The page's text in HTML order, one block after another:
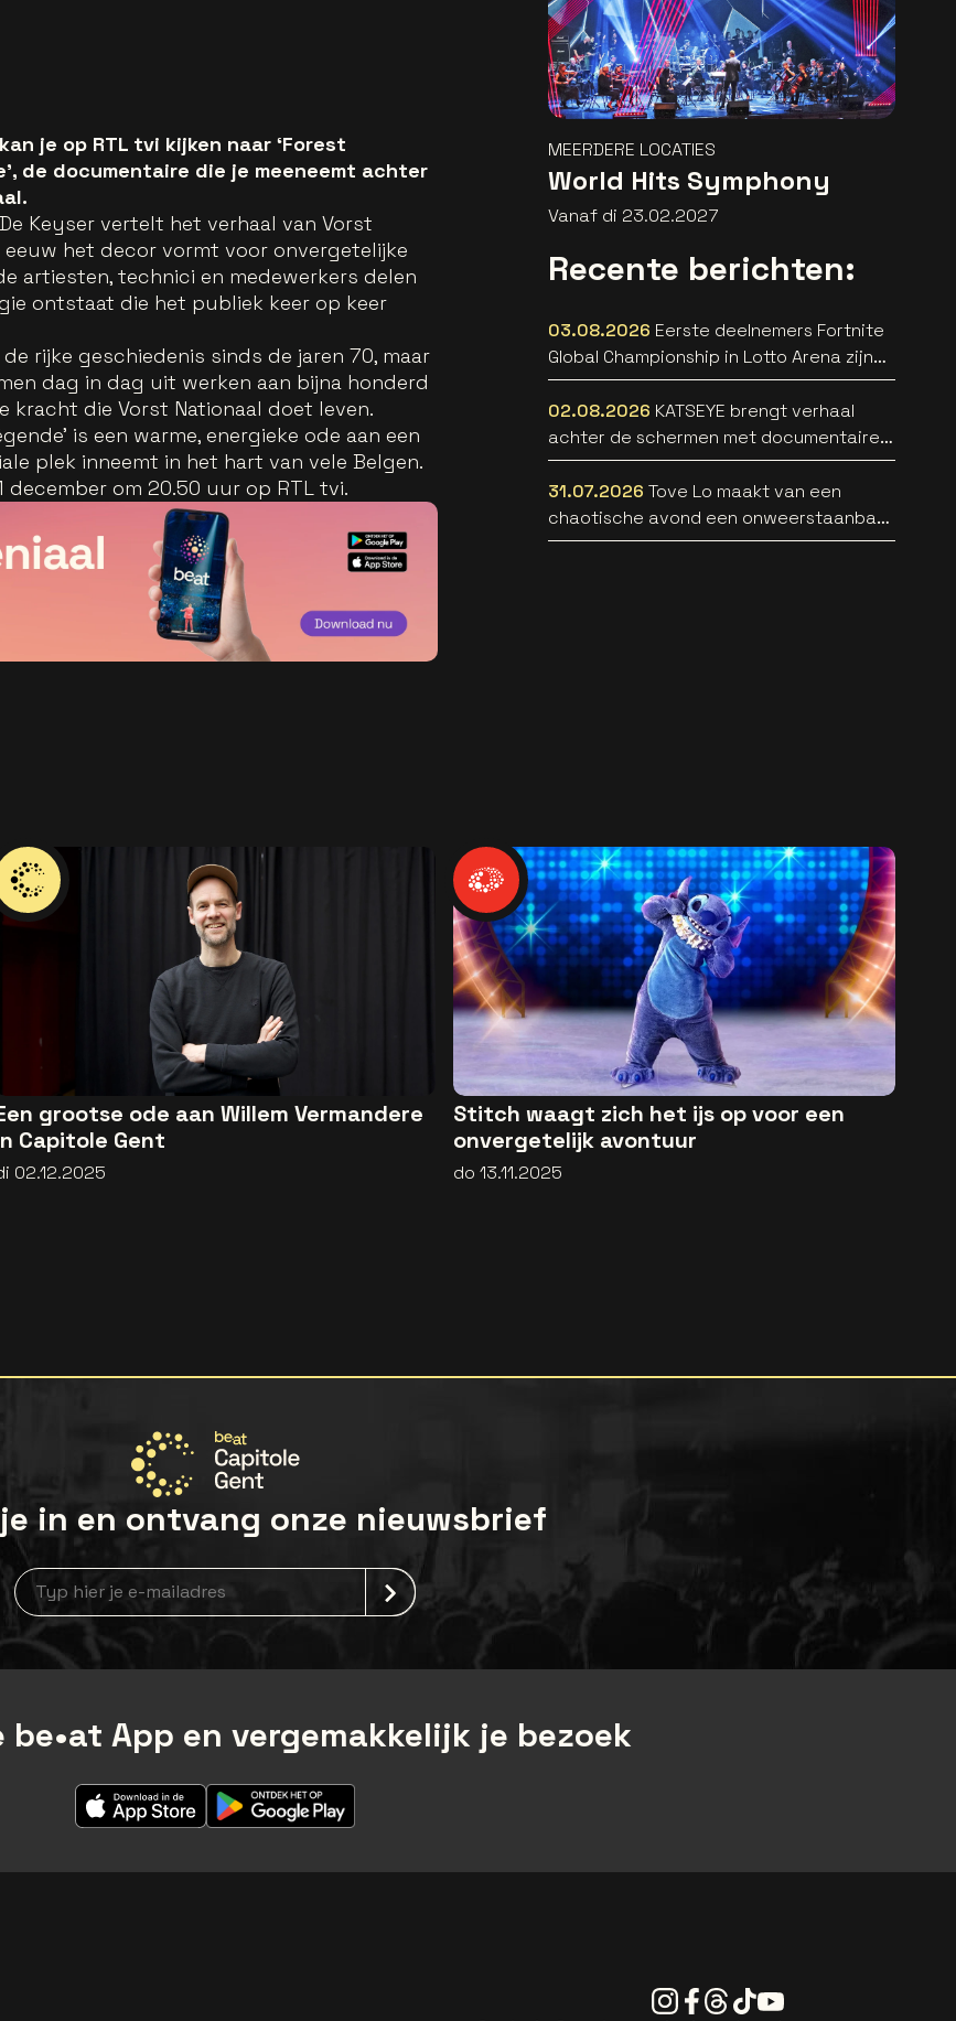
je op RTL tvi kijken naar ‘Forest
de documentaire die je meeneemt achter
Keyser vertelt het verhaal van Vorst
eeuw het decor vormt voor onvergetelijke
artiesten, technici en medewerkers delen
ontstaat die het publiek keer op keer
rijke geschiedenis sinds de jaren 70, maar
dag in dag uit werken aan bijna honderd
kracht die Vorst Nationaal doet leven.
is een warme, energieke ode aan een
plek inneemt in het hart van vele Belgen.
om 20.50 uur op RTL tvi.
MEERDERE LOCATIES
World Hits Symphony
Vanaf di 23.02.2027
Recente berichten:
03.08.2026 Eerste deelnemers Fortnite
Global Championship in Lotto Arena zijn
bekend
02.08.2026 KATSEYE brengt verhaal
achter de schermen met documentaire
WILD HEARTS [trailer]
31.07.2026 Tove Lo maakt van een
chaotische avond een onweerstaanbare
popsong
grootse ode aan Willem Vermandere
Capitole Gent
02.12.2025
Stitch waagt zich het ijs op voor een
onvergetelijk avontuur
do 13.11.2025
in en ontvang onze nieuwsbrief
Nieuwsbrief aanmelding
be•at App en vergemakkelijk je bezoek
Instagram
Facebook
Threads
TiktokYoutube